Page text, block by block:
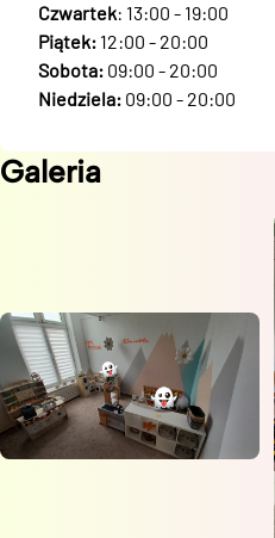
Czwartek: 13:00 - 19:00
Piątek: 12:00 - 20:00
Sobota: 09:00 - 20:00
Niedziela: 09:00 - 20:00
Galeria